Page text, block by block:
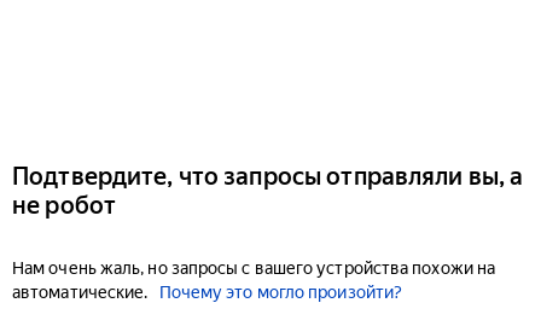
Подтвердите, что запросы отправляли вы, а
не робот
Нам очень жаль, но запросы с вашего устройства похожи на
автоматические.
Почему это могло произойти?